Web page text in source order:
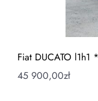
Fiat DUCATO
45 900,00zł